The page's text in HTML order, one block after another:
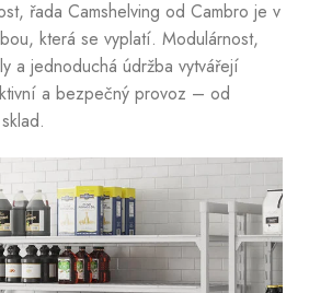
řada Camshelving od Cambro je v
která se vyplatí. Modulárnost,
a jednoduchá údržba vytvářejí
a bezpečný provoz – od